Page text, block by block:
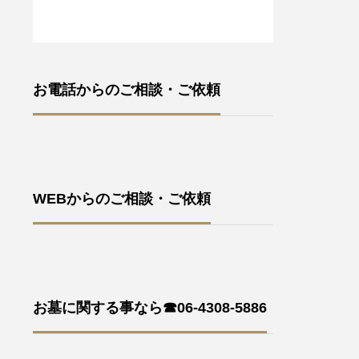
お電話からのご相談・ご依頼
WEBからのご相談・ご依頼
お墓に関する事なら☎06-4308-5886